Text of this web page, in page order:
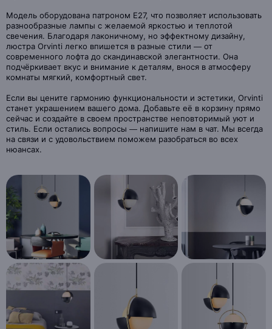
Модель оборудована патроном Е27, что позволяет использовать
разнообразные лампы с желаемой яркостью и теплотой
свечения. Благодаря лаконичному, но эффектному дизайну,
люстра Orvinti легко впишется в разные стили — от
современного лофта до скандинавской элегантности. Она
подчёркивает вкус и внимание к деталям, внося в атмосферу
комнаты мягкий, комфортный свет.
Если вы цените гармонию функциональности и эстетики, Orvinti
станет украшением вашего дома. Добавьте её в корзину прямо
сейчас и создайте в своем пространстве неповторимый уют и
стиль. Если остались вопросы — напишите нам в чат. Мы всегда
на связи и с удовольствием поможем разобраться во всех
нюансах.